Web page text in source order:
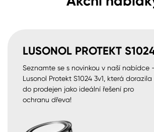
LUSONOL PROTEKT
Seznamte se s novinkou v naší nabídce
Lusonol Protekt S1024 3v1, která dorazila
do prodejen jako ideální řešení pro
ochranu dřeva!